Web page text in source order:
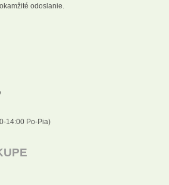
odoslanie.
14:00 Po-Pia)